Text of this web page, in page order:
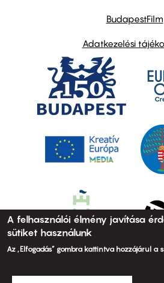
BudapestFilm
Adatkezelési
A felhasználói élmény javítása
sütiket használunk
Az „Elfogadás” gombra kattintva hozzájárul a